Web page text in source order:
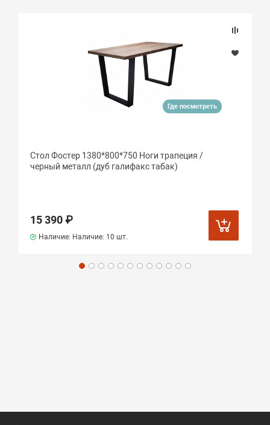
Где посмотреть
Стол Фостер 1380*800*750 Ноги трапеция /
черный металл (дуб галифакс табак)
15 390 ₽
Наличие: Наличие: 10 шт.